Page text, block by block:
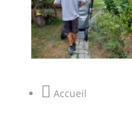
 Accueil